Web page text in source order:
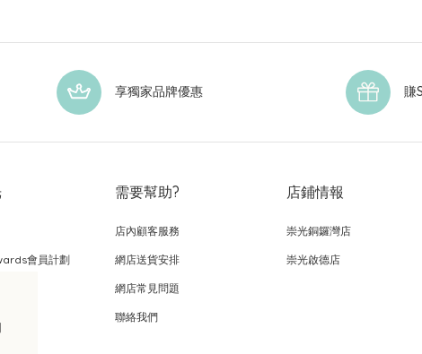
享獨家品牌優惠 賺
會員計劃
需要幫助?
店內顧客服務
網店送貨安排
網店常見問題
聯絡我們
店鋪情報
崇光銅鑼灣店
崇光啟德店